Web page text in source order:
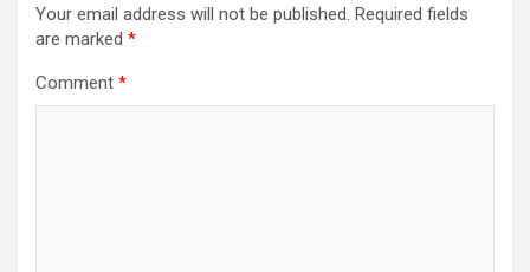
Your email address will not be published. Required fields
are marked *
Comment *